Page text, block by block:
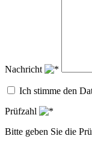
Nachricht
Ich stimme den
Prüfzahl
Bitte geben Sie die